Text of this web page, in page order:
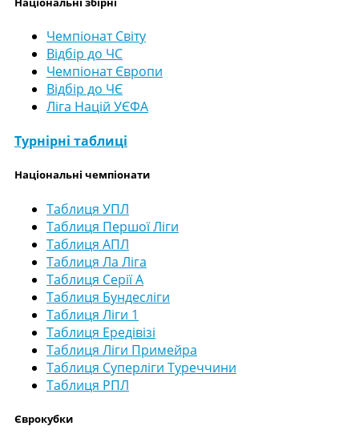
Чемпіонат Світу
Відбір до ЧС
Чемпіонат Європи
Відбір до ЧЄ
Ліга Націй УЄФА
Турнірні таблиці
Національні чемпіонати
Таблиця УПЛ
Таблиця Першої Ліги
Таблиця АПЛ
Таблиця Ла Ліга
Таблиця Серії А
Таблиця Бундесліги
Таблиця Ліги 1
Таблиця Ередівізі
Таблиця Ліги Примейра
Таблиця Суперліги Туреччини
Таблиця РПЛ
Єврокубки